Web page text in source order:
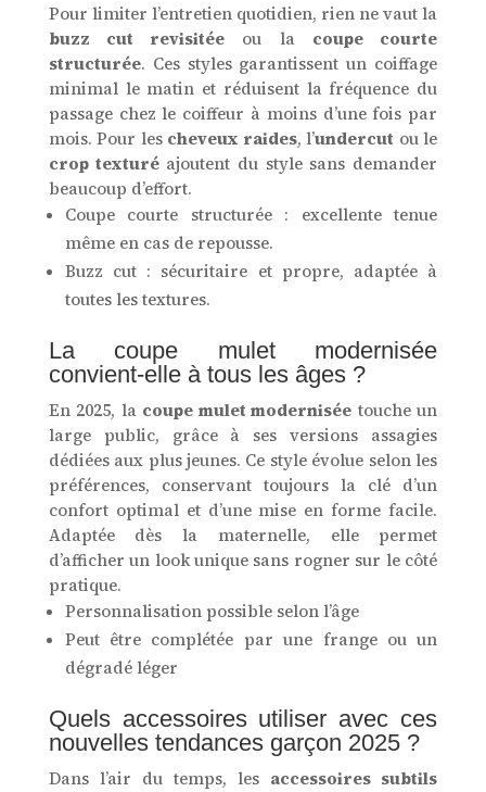
Pour limiter l’entretien quotidien, rien ne vaut la
buzz cut revisitée ou la coupe courte
structurée. Ces styles garantissent un coiffage
minimal le matin et réduisent la fréquence du
passage chez le coiffeur à moins d’une fois par
mois. Pour les cheveux raides, l’undercut ou le
crop texturéajoutent du style sans demander
beaucoup d’effort.
Coupe courte structurée : excellente tenue
même en cas de repousse.
Buzz cut : sécuritaire et propre, adaptée à
toutes les textures.
La coupe mulet modernisée
convient-elle à tous les âges ?
En 2025, la coupe mulet modernisée touche un
large public, grâce à ses versions assagies
dédiées aux plus jeunes. Ce style évolue selon les
préférences, conservant toujours la clé d’un
confort optimal et d’une mise en forme facile.
Adaptée dès la maternelle, elle permet
d’afficher un look unique sans rogner sur le côté
pratique.
Personnalisation possible selon l’âge
Peut être complétée par une frange ou un
dégradé léger
Quels accessoires utiliser avec ces
nouvelles tendances garçon 2025 ?
Dans l’air du temps, les accessoires subtils